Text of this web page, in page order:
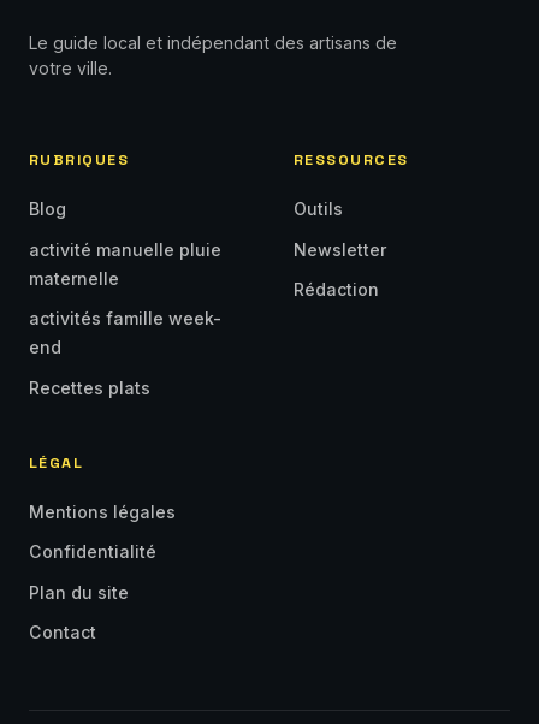
Le guide local et indépendant des artisans de
votre ville.
RUBRIQUES
Blog
activité manuelle pluie
maternelle
activités famille week-
end
Recettes plats
RESSOURCES
Outils
Newsletter
Rédaction
LÉGAL
Mentions légales
Confidentialité
Plan du site
Contact